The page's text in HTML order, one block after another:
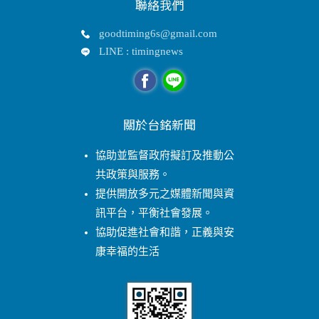
聯絡我們
goodtiming6s@gmail.com
LINE : timingnews
關於台銘新聞
協助並監督政府擬訂及推動公
共政策與服務。
提供開放多元之媒體新聞與資
訊平台，平衡社會發展。
協助促進社會和諧，正義與安
康幸福的生活